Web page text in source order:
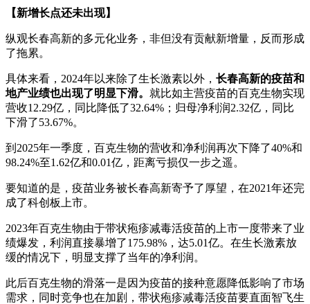
【新增长点还未出现】
纵观长春高新的多元化业务，非但没有贡献新增量，反而形成
了拖累。
具体来看，2024年以来除了生长激素以外， 长春高新的疫苗和
地产业绩也出现了明显下滑。 就比如主营疫苗的百克生物实现
营收12.29亿，同比降低了32.64%；归母净利润2.32亿，同比
下滑了53.67%。
到2025年一季度，百克生物的营收和净利润再次下降了40%和
98.24%至1.62亿和0.01亿，距离亏损仅一步之遥。
要知道的是，疫苗业务被长春高新寄予了厚望，在2021年还完
成了科创板上市。
2023年百克生物由于带状疱疹减毒活疫苗的上市一度带来了业
绩爆发，利润直接暴增了175.98%，达5.01亿。在生长激素放
缓的情况下，明显支撑了当年的净利润。
此后百克生物的滑落一是因为疫苗的接种意愿降低影响了市场
需求，同时竞争也在加剧，带状疱疹减毒活疫苗要直面智飞生